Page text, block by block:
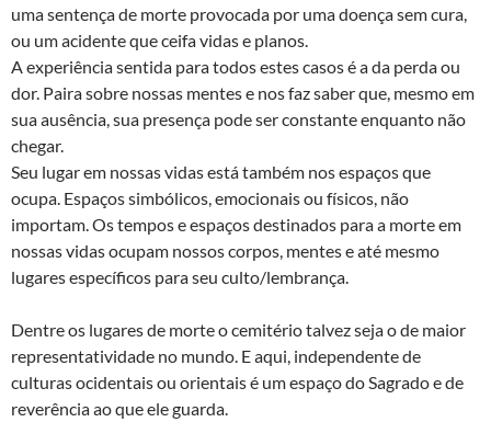
uma sentença de morte provocada por uma doença sem cura,
ou um acidente que ceifa vidas e planos.
A experiência sentida para todos estes casos é a da perda ou
dor. Paira sobre nossas mentes e nos faz saber que, mesmo em
sua ausência, sua presença pode ser constante enquanto não
chegar.
Seu lugar em nossas vidas está também nos espaços que
ocupa. Espaços simbólicos, emocionais ou físicos, não
importam. Os tempos e espaços destinados para a morte em
nossas vidas ocupam nossos corpos, mentes e até mesmo
lugares específicos para seu culto/lembrança.
Dentre os lugares de morte o cemitério talvez seja o de maior
representatividade no mundo. E aqui, independente de
culturas ocidentais ou orientais é um espaço do Sagrado e de
reverência ao que ele guarda.